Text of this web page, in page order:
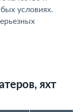
условиях.
яхт